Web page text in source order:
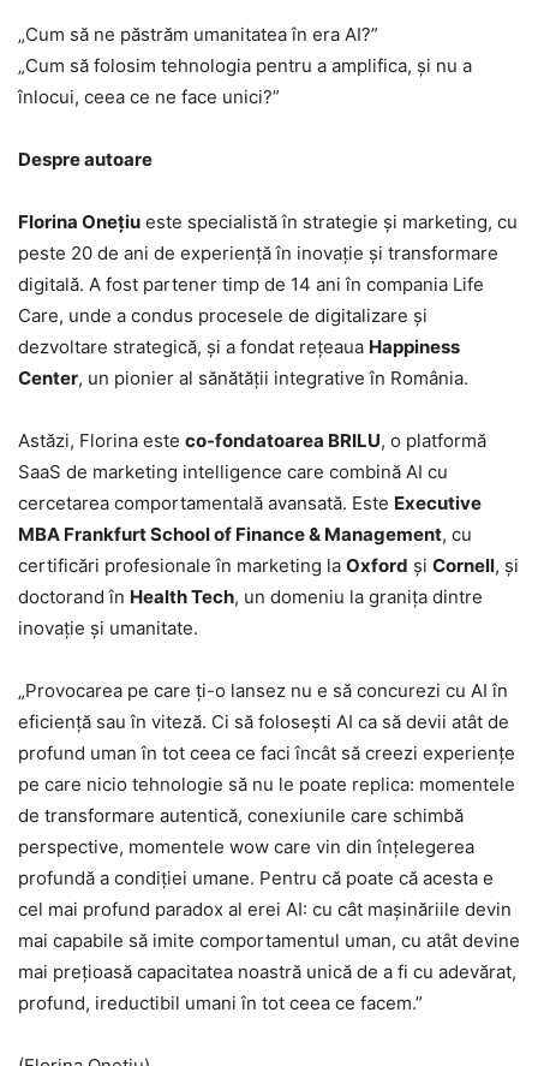
„Cum să ne păstrăm umanitatea în era AI?”
„Cum să folosim tehnologia pentru a amplifica, și nu a
înlocui, ceea ce ne face unici?”
Despre autoare
Florina Onețiu este specialistă în strategie și marketing, cu
peste 20 de ani de experiență în inovație și transformare
digitală. A fost partener timp de 14 ani în compania Life
Care, unde a condus procesele de digitalizare și
dezvoltare strategică, și a fondat rețeaua Happiness
Center, un pionier al sănătății integrative în România.
Astăzi, Florina este co-fondatoarea BRILU, o platformă
SaaS de marketing intelligence care combină AI cu
cercetarea comportamentală avansată. Este Executive
MBA Frankfurt School of Finance & Management, cu
certificări profesionale în marketing la Oxford și Cornell, și
doctorand în Health Tech, un domeniu la granița dintre
inovație și umanitate.
„Provocarea pe care ți-o lansez nu e să concurezi cu AI în
eficiență sau în viteză. Ci să folosești AI ca să devii atât de
profund uman în tot ceea ce faci încât să creezi experiențe
pe care nicio tehnologie să nu le poate replica: momentele
de transformare autentică, conexiunile care schimbă
perspective, momentele wow care vin din înțelegerea
profundă a condiției umane. Pentru că poate că acesta e
cel mai profund paradox al erei AI: cu cât mașinăriile devin
mai capabile să imite comportamentul uman, cu atât devine
mai prețioasă capacitatea noastră unică de a fi cu adevărat,
profund, ireductibil umani în tot ceea ce facem.”